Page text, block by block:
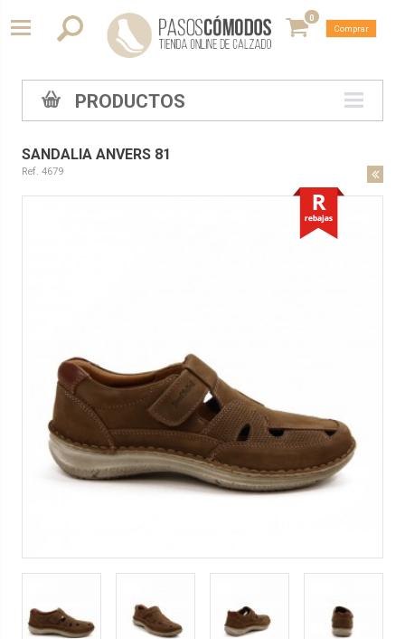
0
Comprar
PRODUCTOS
SANDALIA ANVERS 81
Ref. 4679